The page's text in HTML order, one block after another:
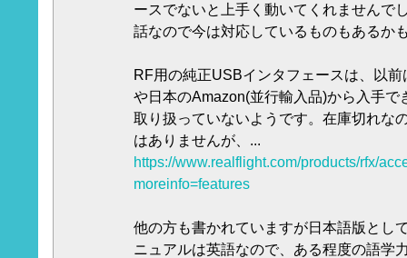
ースでないと上手く動いてくれませんで
話なので今は対応しているものもあるか
RF用の純正USBインタフェースは、以
や日本のAmazon(並行輸入品)から入手で
取り扱っていないようです。在庫切れな
はありませんが、...
https://www.realflight.com/products/rfx/
moreinfo=features
他の方も書かれていますが日本語版とし
ニュアルは英語なので、ある程度の語学